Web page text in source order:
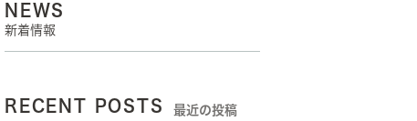
NEWS
新着情報
RECENT POSTS 最近の投稿